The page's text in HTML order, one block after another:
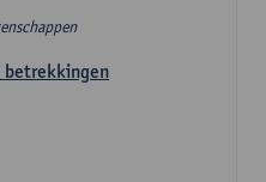
betrekkingen